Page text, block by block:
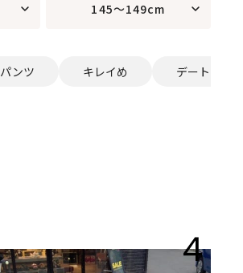
145～149cm
パンツ キレイめ デート
4